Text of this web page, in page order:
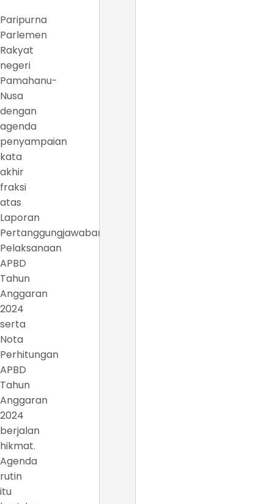
Paripurna
Parlemen
Rakyat
negeri
Pamahanu-
Nusa
dengan
agenda
penyampaian
kata
akhir
fraksi
atas
Laporan
Pertanggungjawaban
Pelaksanaan
APBD
Tahun
Anggaran
2024
serta
Nota
Perhitungan
APBD
Tahun
Anggaran
2024
berjalan
hikmat.
Agenda
rutin
itu